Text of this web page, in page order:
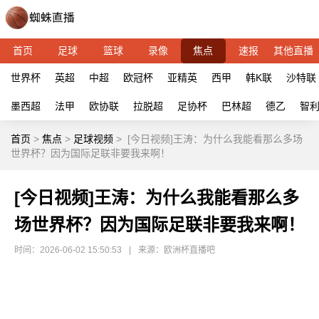
首页 足球 篮球 录像 焦点 速报 其他直播
世界杯 英超 中超 欧冠杯 亚精英 西甲 韩K联 沙特联
墨西超 法甲 欧协联 拉脱超 足协杯 巴林超 德乙 智
首页 > 焦点 > 足球视频 > [今日视频]王涛：为什么我能看那么多场
世界杯？因为国际足联非要我来啊！
[今日视频]王涛：为什么我能看那么多
场世界杯？因为国际足联非要我来啊！
时间：2026-06-02 15:50:53 来源：欧洲杯直播吧